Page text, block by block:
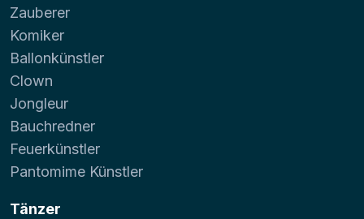
Zauberer
Komiker
Ballonkünstler
Clown
Jongleur
Bauchredner
Feuerkünstler
Pantomime Künstler
Tänzer